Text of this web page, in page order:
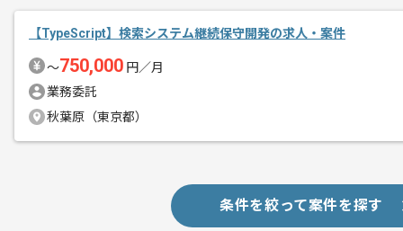
エージェントからのコ
メント
現場で切磋琢磨しながらご自身のスキ
【TypeScript】検索システム継続保守開発の求人・案件
〜750,000 円／月
業務委託
秋葉原（東京都）
条件を絞って案件を探す